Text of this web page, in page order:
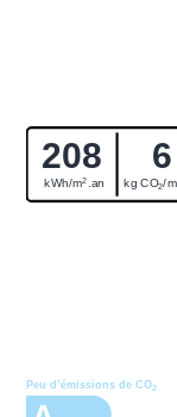
6
208
kWh/m2 .an kg CO2/m
Peu d’émissions de CO2